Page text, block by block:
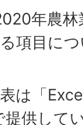
年農
項目に
は「
提供して